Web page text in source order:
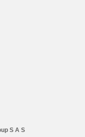
S A S